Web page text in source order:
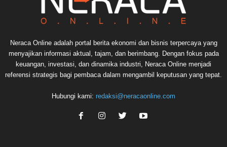
Neraca Online adalah portal berita ekonomi dan bisnis terpercaya yang
menyajikan informasi aktual, tajam, dan berimbang. Dengan fokus pada
keuangan, investasi, dan dinamika industri, Neraca Online menjadi
referensi strategis bagi pembaca dalam mengambil keputusan yang tepat.
Hubungi kami: redaksi@neracaonline.com